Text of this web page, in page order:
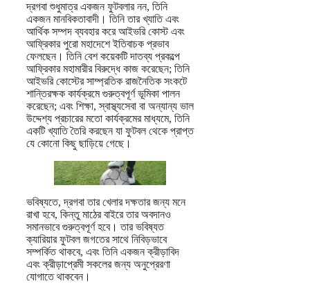
দ্রগবা শুধুমাত্র একজন ফুটবলার নন, তিনি
একজন মানবিকতাবাদী। তিনি তার খ্যাতি এবং
আর্থিক সম্পদ ব্যবহার করে আইভরি কোস্ট এবং
আফ্রিকার পুরো মহাদেশে ইতিবাচক প্রভাব
ফেলছেন। তিনি বেশ কয়েকটি দাতব্য প্রকল্পে
আফ্রিকার মহামারীর বিরুদ্ধে কাজ করেছেন; তিনি
আইভরি কোস্টের সাম্প্রতিক রাজনৈতিক সংকটে
শান্তিরক্ষক কার্যক্রমে গুরুত্বপূর্ণ ভূমিকা পালন
করেছেন; এবং শিক্ষা, স্বাস্থ্যসেবা বা অন্যান্য ভাল
উদ্দেশ্য প্রচারের মতো কার্যক্রমের মাধ্যমে, তিনি
একটি খ্যাতি তৈরি করছেন যা ফুটবল থেকে প্রাপ্ত
যে কোনো কিছু ছাড়িয়ে গেছে।
ভবিষ্যতে, দ্রগবা তার খেলার দক্ষতার জন্য মনে
রাখা হবে, কিন্তু মাঠের বাইরে তার অবদানও
সমানভাবে গুরুত্বপূর্ণ হবে। তার ভবিষ্যত
ক্যারিয়ার ফুটবল জগতের সাথে নিবিড়ভাবে
সম্পর্কিত থাকবে, এবং তিনি একজন ক্রীড়াবিদ
এবং ক্রীড়াপ্রেমী সকলের জন্য অনুপ্রেরণা
যোগাতে থাকবেন।